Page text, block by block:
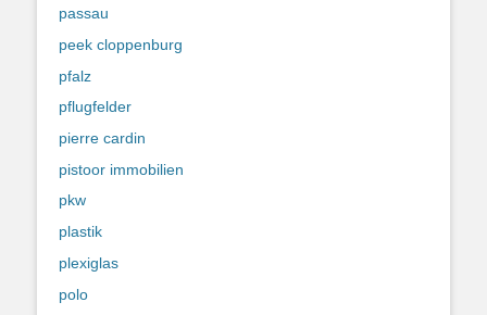
passau
peek cloppenburg
pfalz
pflugfelder
pierre cardin
pistoor immobilien
pkw
plastik
plexiglas
polo